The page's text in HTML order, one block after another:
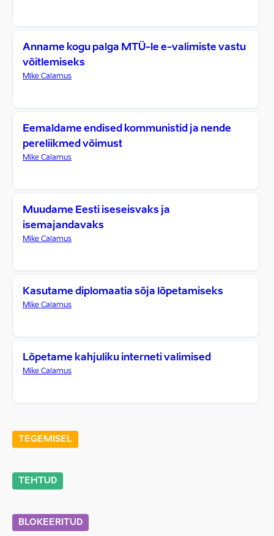
Anname kogu palga MTÜ-le e-valimiste vastu
võitlemiseks
Mike Calamus
Eemaldame endised kommunistid ja nende
pereliikmed võimust
Mike Calamus
Muudame Eesti iseseisvaks ja
isemajandavaks
Mike Calamus
Kasutame diplomaatia sõja lõpetamiseks
Mike Calamus
Lõpetame kahjuliku interneti valimised
Mike Calamus
TEGEMISEL
TEHTUD
BLOKEERITUD